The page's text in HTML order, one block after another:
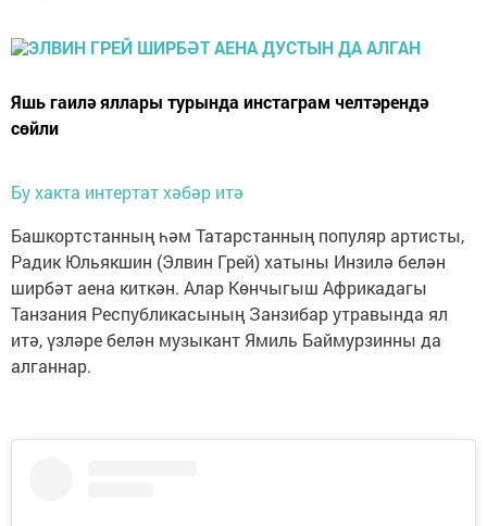
Яшь гаилә яллары турында инстаграм челтәрендә
сөйли
Бу хакта интертат хәбәр итә
Башкортстанның һәм Татарстанның популяр артисты,
Радик Юльякшин (Элвин Грей) хатыны Инзилә белән
ширбәт аена киткән. Алар Көнчыгыш Африкадагы
Танзания Республикасының Занзибар утравында ял
итә, үзләре белән музыкант Ямиль Баймурзинны да
алганнар.